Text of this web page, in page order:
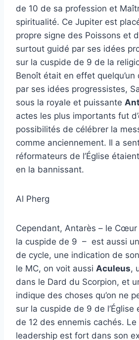
de 10 de sa profession et
spiritualité. Ce Jupiter est
propre signe des Poissons et
surtout guidé par ses idées
sur la cuspide de 9 de la
Benoît était en effet
par ses idées progressistes,
sous la royale et puissante
actes les plus importants fut
possibilités de célébrer la
comme anciennement. Il a
réformateurs de l’Église
en la bannissant.
Al Pherg
Cependant, Antarès – le
la cuspide de 9 – est aussi
de cycle, une indication de
le MC, on voit aussi Aculeus,
dans le Dard du Scorpion, et
indique des choses qu’on ne
sur la cuspide de 9 de l’Église
de 12 des ennemis cachés.
leadership est fort dans son